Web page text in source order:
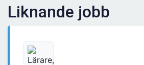
Liknande jobb